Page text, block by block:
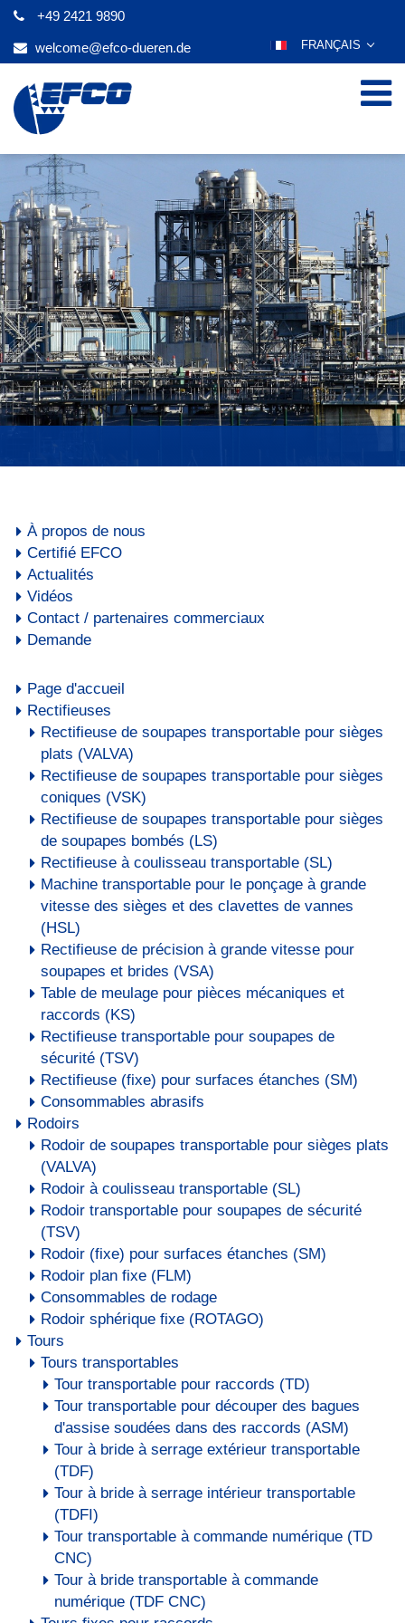
+49 2421 9890
welcome@efco-dueren.de
POLSKI
FRANÇAIS
日本語
ČEŠTINA
PORTUGUÊS
РУССКИЙ
TÜRKÇE
MAGYAR
NEDERLANDS
À propos de nous
Certifié EFCO
Actualités
Vidéos
Contact / partenaires commerciaux
Demande
Page d'accueil
Rectifieuses
Rectifieuse de soupapes transportable pour sièges
plats (VALVA)
Rectifieuse de soupapes transportable pour sièges
coniques (VSK)
Rectifieuse de soupapes transportable pour sièges
de soupapes bombés (LS)
Rectifieuse à coulisseau transportable (SL)
Machine transportable pour le ponçage à grande
vitesse des sièges et des clavettes de vannes
(HSL)
Rectifieuse de précision à grande vitesse pour
soupapes et brides (VSA)
Table de meulage pour pièces mécaniques et
raccords (KS)
Rectifieuse transportable pour soupapes de
sécurité (TSV)
Rectifieuse (fixe) pour surfaces étanches (SM)
Consommables abrasifs
Rodoirs
Rodoir de soupapes transportable pour sièges plats
(VALVA)
Rodoir à coulisseau transportable (SL)
Rodoir transportable pour soupapes de sécurité
(TSV)
Rodoir (fixe) pour surfaces étanches (SM)
Rodoir plan fixe (FLM)
Consommables de rodage
Rodoir sphérique fixe (ROTAGO)
Tours
Tours transportables
Tour transportable pour raccords (TD)
Tour transportable pour découper des bagues
d'assise soudées dans des raccords (ASM)
Tour à bride à serrage extérieur transportable
(TDF)
Tour à bride à serrage intérieur transportable
(TDFI)
Tour transportable à commande numérique (TD
CNC)
Tour à bride transportable à commande
numérique (TDF CNC)